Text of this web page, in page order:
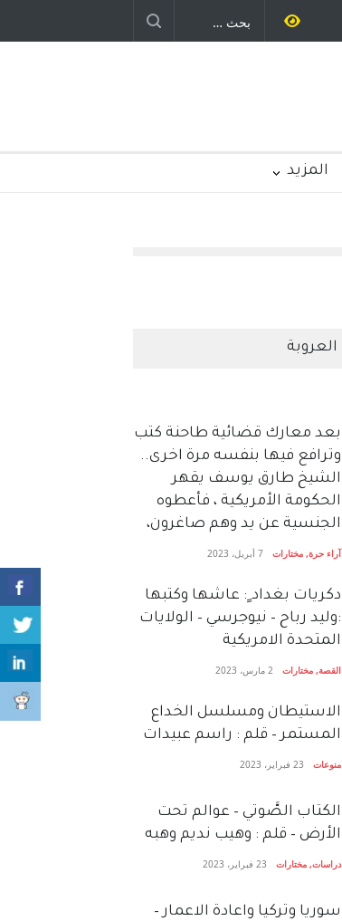
المزيد
بعد معارك قضائية طاحنة كتب
وترافع فيها بنفسه مرة اخرى..
الشيخ طارق يوسف يقهر
الحكومة الأمريكية ، فأعطوه
الجنسية عن يد وهم صاغرون،
آراء حرة, مختارات 7 أبريل، 2023
دكريات بغداد ٍ: عاشها وكتبها
:وليد رباح – نيوجرسي – الولايات
المتحدة الامريكية
القصة, مختارات 2 مارس، 2023
الاستيطان ومسلسل الخداع
المستمر – قلم : راسم عبيدات
منوعات 23 فبراير، 2023
الكتاب الصَّوتي – عوالم تحت
الأرض – قلم : وهيب نديم وهبه
دراسات, مختارات 23 فبراير، 2023
سوريا وتركيا واعادة الاعمار –